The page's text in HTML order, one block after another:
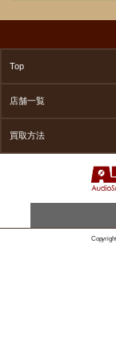
Top
店舗一覧
買取方法